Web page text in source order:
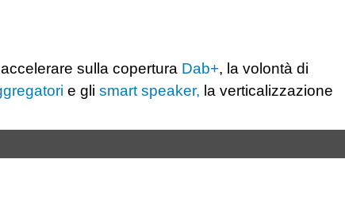
sulla copertura Dab+, la volontà di
e gli smart speaker, la verticalizzazione